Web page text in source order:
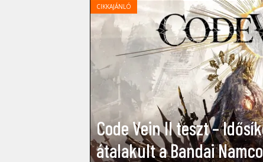
CIKKAJÁNLÓ
Code Vein II teszt –
átalakult a Bandai